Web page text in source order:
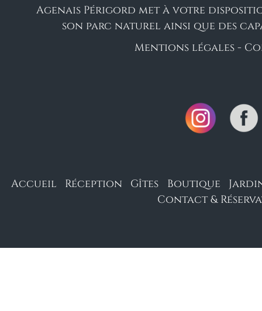
Agenais Périgord met à votre
son parc naturel ainsi que des
Mentions légales -
Accueil Réception Gîtes Boutique
Contact &